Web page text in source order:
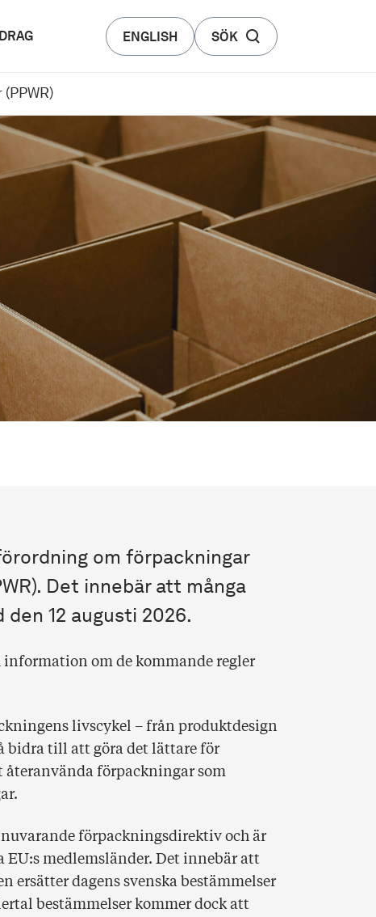
ENGLISH SÖK
om förpackningar
Det innebär att många
12 augusti 2026.
om de kommande regler
livscykel – från produktdesign
bidra till att göra det lättare för
förpackningar som
förpackningsdirektiv och är
medlemsländer. Det innebär att
ersätter dagens svenska bestämmelser
bestämmelser kommer dock att